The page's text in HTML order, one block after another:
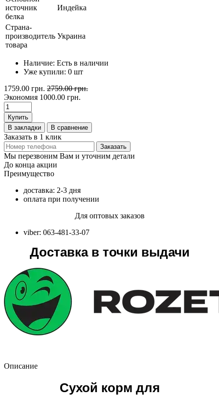
источник
белка
Индейка
Страна-
производитель
товара
Украина
Наличие: Есть в наличии
Уже купили: 0 шт
1759.00 грн. 2759.00 грн.
Экономия 1000.00 грн.
Купить
В закладки
В сравнение
Заказать в 1 клик
Заказать
Мы перезвоним Вам и уточним детали
До конца акции
Преимущество
доставка: 2-3 дня
оплата при получении
Для оптовых заказов
viber: 063-481-33-07
Доставка в точки выдачи
Описание
Сухой корм для